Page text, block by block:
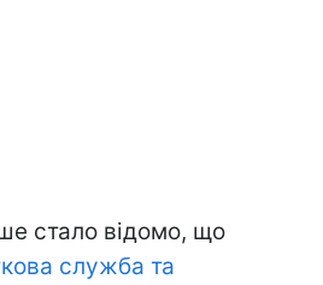
стало відомо, що
служба та